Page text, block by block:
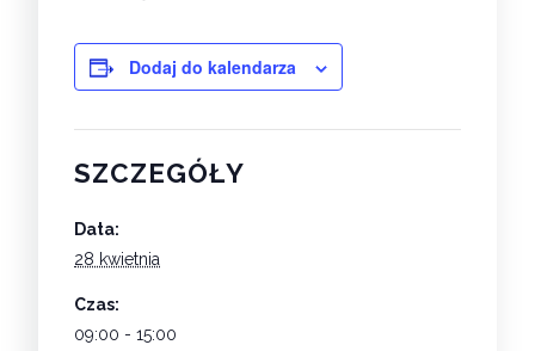
Dodaj do kalendarza
SZCZEGÓŁY
Data:
28 kwietnia
Czas:
09:00 - 15:00